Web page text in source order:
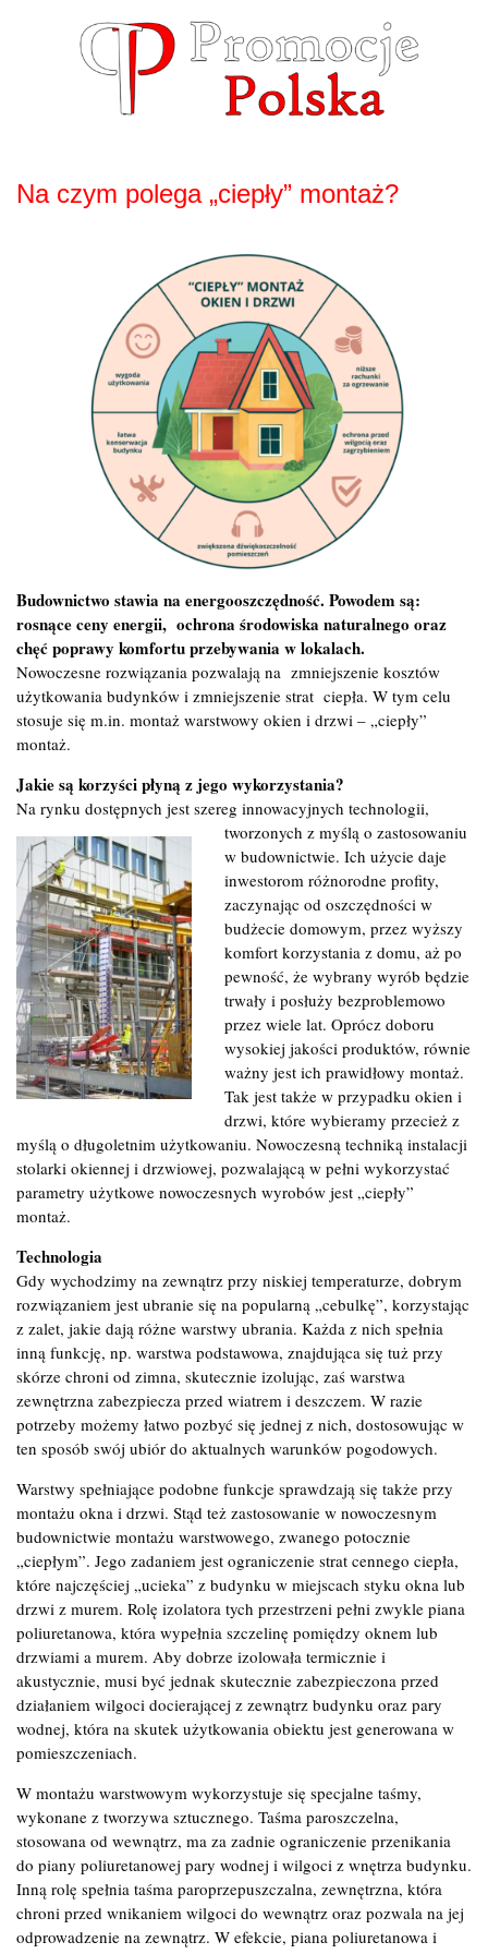
Na czym polega „ciepły” montaż?
Budownictwo stawia na energooszczędność. Powodem są:
rosnące ceny energii, ochrona środowiska naturalnego oraz
chęć poprawy komfortu przebywania w lokalach.
Nowoczesne rozwiązania pozwalają na zmniejszenie kosztów
użytkowania budynków i zmniejszenie strat ciepła. W tym celu
stosuje się m.in. montaż warstwowy okien i drzwi – „ciepły”
montaż.
Jakie są korzyści płyną z jego wykorzystania?
Na rynku dostępnych jest szereg innowacyjnych technologii,
tworzonych z myślą o zastosowaniu
w budownictwie. Ich użycie daje
inwestorom różnorodne profity,
zaczynając od oszczędności w
budżecie domowym, przez wyższy
komfort korzystania z domu, aż po
pewność, że wybrany wyrób będzie
trwały i posłuży bezproblemowo
przez wiele lat. Oprócz doboru
wysokiej jakości produktów, równie
ważny jest ich prawidłowy montaż.
Tak jest także w przypadku okien i
drzwi, które wybieramy przecież z
myślą o długoletnim użytkowaniu. Nowoczesną techniką instalacji
stolarki okiennej i drzwiowej, pozwalającą w pełni wykorzystać
parametry użytkowe nowoczesnych wyrobów jest „ciepły”
montaż.
Technologia
Gdy wychodzimy na zewnątrz przy niskiej temperaturze, dobrym
rozwiązaniem jest ubranie się na popularną „cebulkę”, korzystając
z zalet, jakie dają różne warstwy ubrania. Każda z nich spełnia
inną funkcję, np. warstwa podstawowa, znajdująca się tuż przy
skórze chroni od zimna, skutecznie izolując, zaś warstwa
zewnętrzna zabezpiecza przed wiatrem i deszczem. W razie
potrzeby możemy łatwo pozbyć się jednej z nich, dostosowując w
ten sposób swój ubiór do aktualnych warunków pogodowych.
Warstwy spełniające podobne funkcje sprawdzają się także przy
montażu okna i drzwi. Stąd też zastosowanie w nowoczesnym
budownictwie montażu warstwowego, zwanego potocznie
„ciepłym”. Jego zadaniem jest ograniczenie strat cennego ciepła,
które najczęściej „ucieka” z budynku w miejscach styku okna lub
drzwi z murem. Rolę izolatora tych przestrzeni pełni zwykle piana
poliuretanowa, która wypełnia szczelinę pomiędzy oknem lub
drzwiami a murem. Aby dobrze izolowała termicznie i
akustycznie, musi być jednak skutecznie zabezpieczona przed
działaniem wilgoci docierającej z zewnątrz budynku oraz pary
wodnej, która na skutek użytkowania obiektu jest generowana w
pomieszczeniach.
W montażu warstwowym wykorzystuje się specjalne taśmy,
wykonane z tworzywa sztucznego. Taśma paroszczelna,
stosowana od wewnątrz, ma za zadnie ograniczenie przenikania
do piany poliuretanowej pary wodnej i wilgoci z wnętrza budynku.
Inną rolę spełnia taśma paroprzepuszczalna, zewnętrzna, która
chroni przed wnikaniem wilgoci do wewnątrz oraz pozwala na jej
odprowadzenie na zewnątrz. W efekcie, piana poliuretanowa i